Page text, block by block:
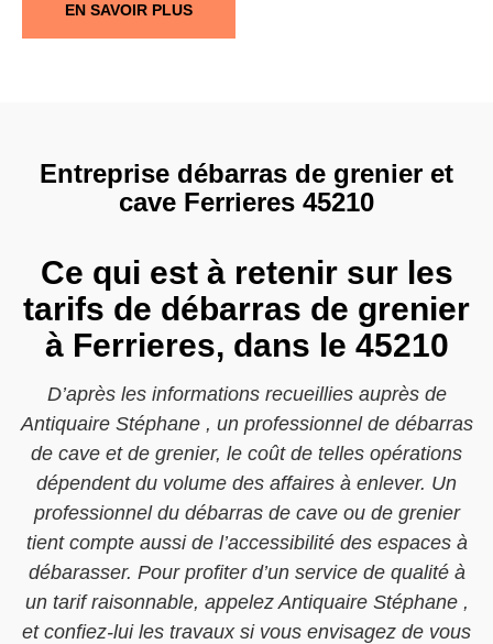
EN SAVOIR PLUS
Entreprise débarras de grenier et
cave Ferrieres 45210
Ce qui est à retenir sur les
tarifs de débarras de grenier
à Ferrieres, dans le 45210
D’après les informations recueillies auprès de
Antiquaire Stéphane , un professionnel de débarras
de cave et de grenier, le coût de telles opérations
dépendent du volume des affaires à enlever. Un
professionnel du débarras de cave ou de grenier
tient compte aussi de l’accessibilité des espaces à
débarasser. Pour profiter d’un service de qualité à
un tarif raisonnable, appelez Antiquaire Stéphane ,
et confiez-lui les travaux si vous envisagez de vous